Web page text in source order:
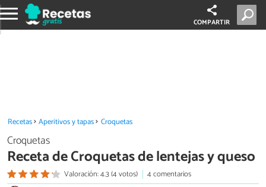
COMPARTIR
Recetas Aperitivos y tapas Croquetas
Croquetas
Receta de Croquetas de lentejas y queso
Valoración: 4.3 (4 votos)
4 comentarios